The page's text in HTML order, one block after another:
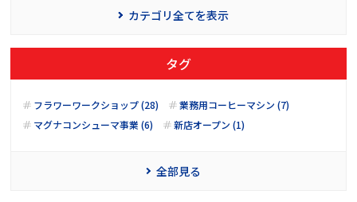
カテゴリ全てを表示
タグ
フラワーワークショップ (28)
業務用コーヒーマシン (7)
マグナコンシューマ事業 (6)
新店オープン (1)
全部見る